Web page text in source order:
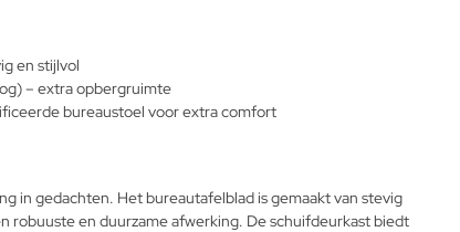
en stijlvol
– extra opbergruimte
bureaustoel voor extra comfort
in gedachten. Het bureautafelblad is gemaakt van stevig
robuuste en duurzame afwerking. De schuifdeurkast biedt